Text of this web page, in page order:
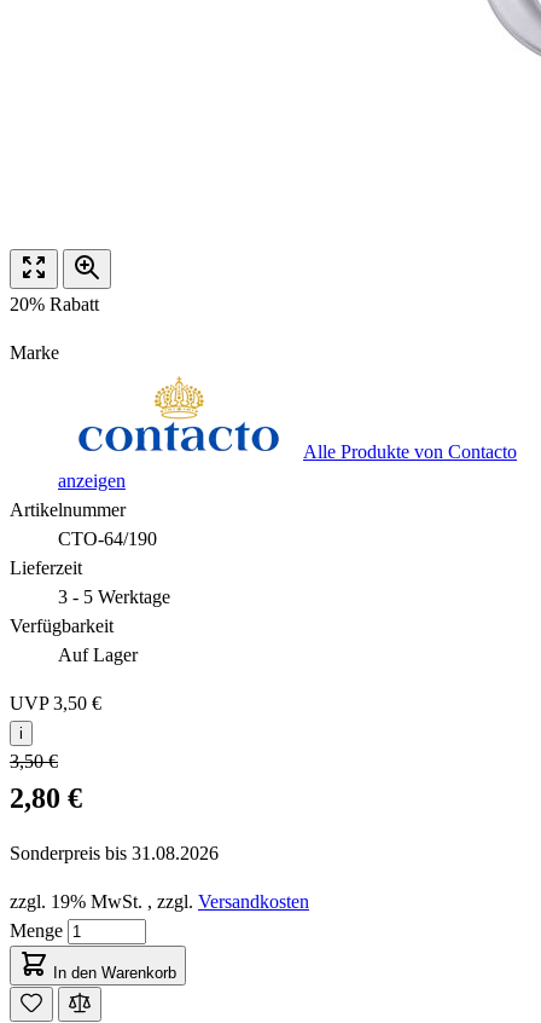
20% Rabatt
Marke
Alle Produkte von Contacto
anzeigen
Artikelnummer
CTO-64/190
Lieferzeit
3 - 5 Werktage
Verfügbarkeit
Auf Lager
UVP3,50 €
i
3,50 €
2,80 €
Sonderpreis bis 31.08.2026
zzgl. 19% MwSt. , zzgl. Versandkosten
Menge
In den Warenkorb